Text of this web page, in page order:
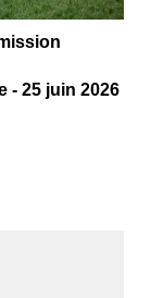
- 25 juin 2026